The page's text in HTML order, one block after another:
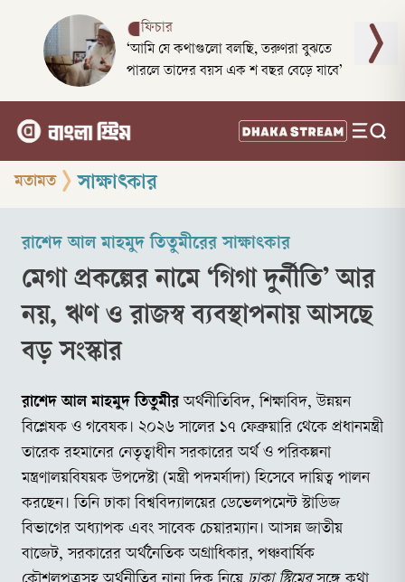
ফিচার
‘আমি যে কথাগুলো বলছি, তরুণরা বুঝতে
পারলে তাদের বয়স এক শ বছর বেড়ে যাবে’
মতামত সাক্ষাৎকার
রাশেদ আল মাহমুদ তিতুমীরের সাক্ষাৎকার
মেগা প্রকল্পের নামে ‘গিগা দুর্নীতি’ আর
নয়, ঋণ ও রাজস্ব ব্যবস্থাপনায় আসছে
বড় সংস্কার
রাশেদ আল মাহমুদ তিতুমীরঅর্থনীতিবিদ, শিক্ষাবিদ, উন্নয়ন
বিশ্লেষক ও গবেষক। ২০২৬ সালের ১৭ ফেব্রুয়ারি থেকে প্রধানমন্ত্রী
তারেক রহমানের নেতৃত্বাধীন সরকারের অর্থ ও পরিকল্পনা
মন্ত্রণালয়বিষয়ক উপদেষ্টা (মন্ত্রী পদমর্যাদা) হিসেবে দায়িত্ব পালন
করছেন। তিনি ঢাকা বিশ্ববিদ্যালয়ের ডেভেলপমেন্ট স্টাডিজ
বিভাগের অধ্যাপক এবং সাবেক চেয়ারম্যান। আসন্ন জাতীয়
বাজেট, সরকারের অর্থনৈতিক অগ্রাধিকার, পঞ্চবার্ষিক